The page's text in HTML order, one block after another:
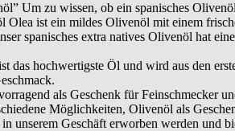
Um zu wissen, ob ein spanisches
Olea ist ein mildes Olivenöl mit einem
spanisches extra natives Olivenöl hat
das hochwertigste Öl und wird aus den
als Geschenk für Feinschmecker
Möglichkeiten, Olivenöl als
unserem Geschäft erworben werden und